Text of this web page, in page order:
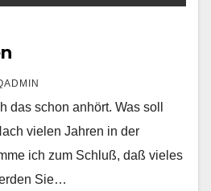
das schon anhört. Was soll
vielen Jahren in der
ich zum Schluß, daß vieles
Sie…